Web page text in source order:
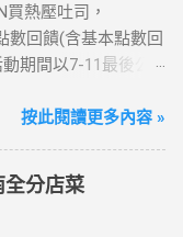
動詳情：好康優惠看
ibon 購買教學
網首選，速度穩
土耳其 熱門地區通
便利 ✈️ 180天彈性開
，享受出國網路自
eSIM適用機型： ※
買熱壓吐司，
數回饋(含基本點數回
期間以7-11最後公
買熱壓吐司
emap.aspx# 小編推
按此閱讀更多內容 »
全分店菜